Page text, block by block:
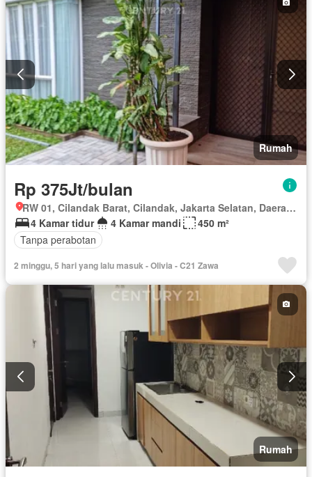
Rumah
Rp 375Jt/bulan
RW 01, Cilandak Barat, Cilandak, Jakarta Selatan, Daerah Khusus Ibukota Jakarta
4 Kamar tidur
4 Kamar mandi
450 m²
Tanpa perabotan
2 minggu, 5 hari yang lalu masuk - Olivia - C21 Zawa
Rumah